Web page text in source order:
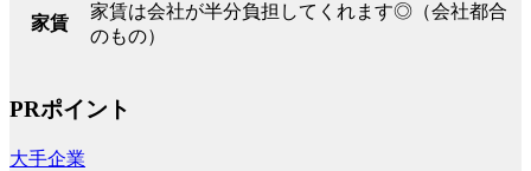
家賃
家賃は会社が半分負担してくれます◎（会社都合
のもの）
PRポイント
大手企業